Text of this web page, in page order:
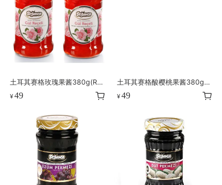
土耳其赛格玫瑰果酱380g(Ros
¥49
土耳其赛格酸樱桃果酱380g
（Sour Cherry)*2
¥49